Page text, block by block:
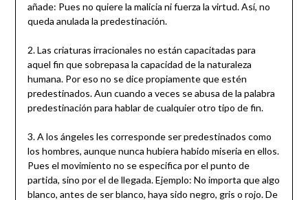
añade: Pues no quiere la malicia ni fuerza la virtud. Así, no
queda anulada la predestinación.
2. Las criaturas irracionales no están capacitadas para
aquel fin que sobrepasa la capacidad de la naturaleza
humana. Por eso no se dice propiamente que estén
predestinados. Aun cuando a veces se abusa de la palabra
predestinación para hablar de cualquier otro tipo de fin.
3. A los ángeles les corresponde ser predestinados como
los hombres, aunque nunca hubiera habido miseria en ellos.
Pues el movimiento no se especifica por el punto de
partida, sino por el de llegada. Ejemplo: No importa que algo
blanco, antes de ser blanco, haya sido negro, gris o rojo. De